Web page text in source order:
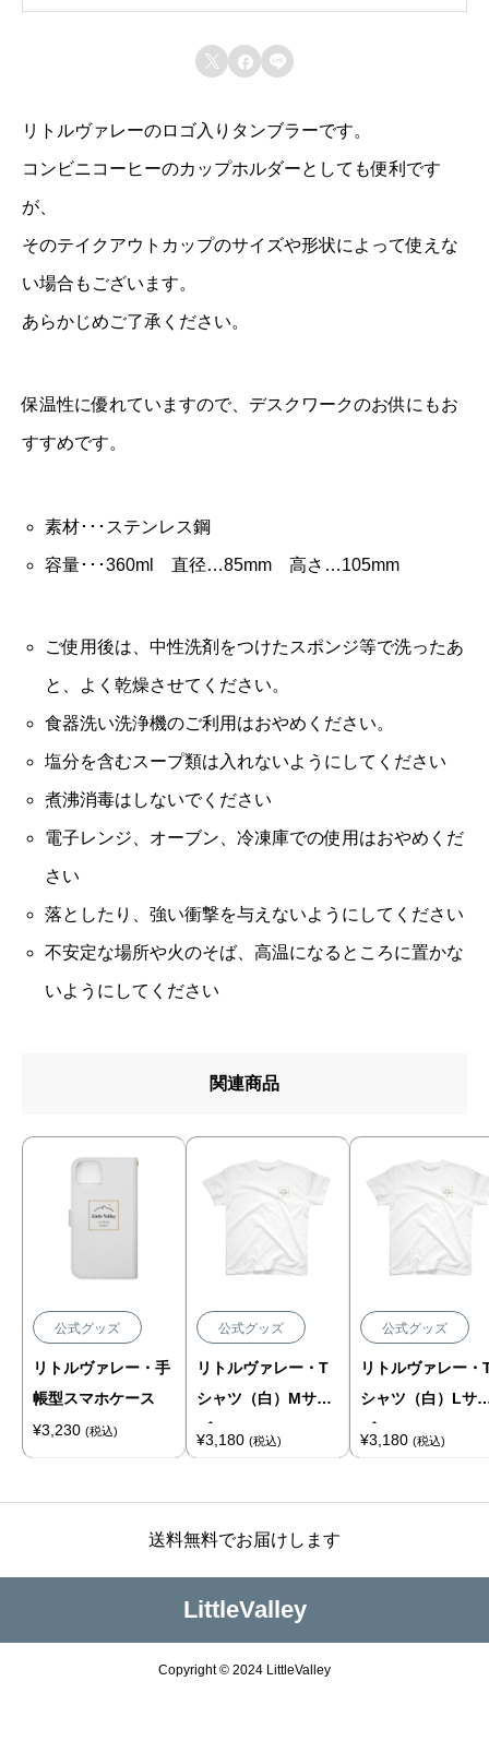
サ
ー
モ
ブ
ー
レビュー投稿には、会員登録が必要です。
会員登録する
  
リトルヴァレーのロゴ入りタンブラーです。
コンビニコーヒーのカップホルダーとしても便利です
が、
そのテイクアウトカップのサイズや形状によって使えな
い場合もございます。
あらかじめご了承ください。
保温性に優れていますので、デスクワークのお供にもお
すすめです。
素材･･･ステンレス鋼
容量･･･360ml 直径…85mm 高さ…105mm
ご使用後は、中性洗剤をつけたスポンジ等で洗ったあ
と、よく乾燥させてください。
食器洗い洗浄機のご利用はおやめください。
塩分を含むスープ類は入れないようにしてください
煮沸消毒はしないでください
電子レンジ、オーブン、冷凍庫での使用はおやめくだ
さい
落としたり、強い衝撃を与えないようにしてください
不安定な場所や火のそば、高温になるところに置かな
いようにしてください
関連商品
公式グッズ
リトルヴァレー・手
帳型スマホケース
¥3,230 (税込)
公式グッズ
リトルヴァレー・T
シャツ（白）Mサイ
ズ
¥3,180 (税込)
公式グッズ
リトルヴァレー・
シャツ（白）Lサ
ズ
¥3,180 (税込)
送料無料でお届けします
LittleValley
Copyright © 2024 LittleValley